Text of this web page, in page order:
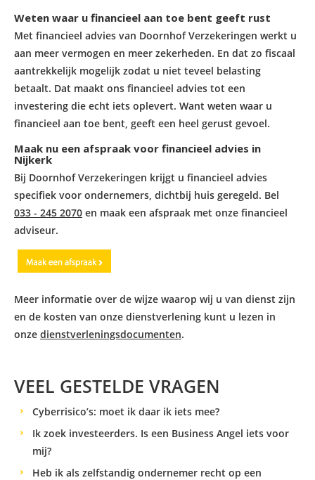
Weten waar u financieel aan toe bent geeft rust
Met financieel advies van Doornhof Verzekeringen werkt u
aan meer vermogen en meer zekerheden. En dat zo fiscaal
aantrekkelijk mogelijk zodat u niet teveel belasting
betaalt. Dat maakt ons financieel advies tot een
investering die echt iets oplevert. Want weten waar u
financieel aan toe bent, geeft een heel gerust gevoel.
Maak nu een afspraak voor financieel advies in
Nijkerk
Bij Doornhof Verzekeringen krijgt u financieel advies
specifiek voor ondernemers, dichtbij huis geregeld. Bel
033 - 245 2070 en maak een afspraak met onze financieel
adviseur.
Meer informatie over de wijze waarop wij u van dienst zijn
en de kosten van onze dienstverlening kunt u lezen in
onze dienstverleningsdocumenten.
VEEL GESTELDE VRAGEN
Cyberrisico’s: moet ik daar ik iets mee?
Ik zoek investeerders. Is een Business Angel iets voor
mij?
Heb ik als zelfstandig ondernemer recht op een